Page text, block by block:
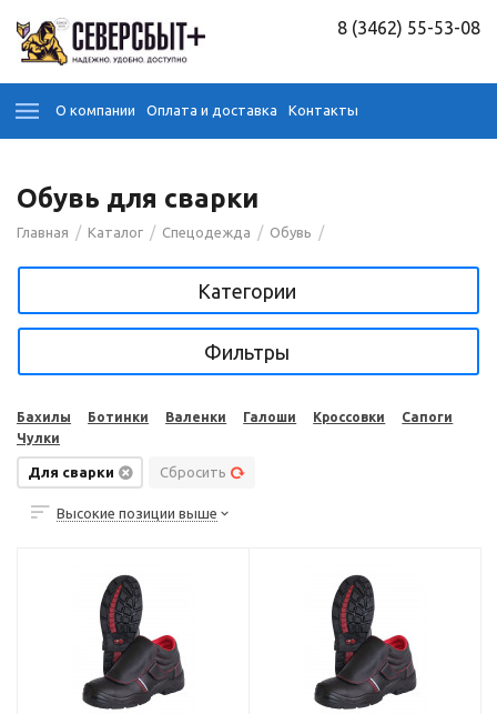
8 (3462) 55-53-08
О компании Оплата и доставка Контакты
Обувь для сварки
Главная / Каталог / Спецодежда / Обувь /
Категории
Фильтры
Бахилы Ботинки Валенки Галоши Кроссовки
Сапоги
Чулки
Для сварки Сбросить
Высокие позиции выше